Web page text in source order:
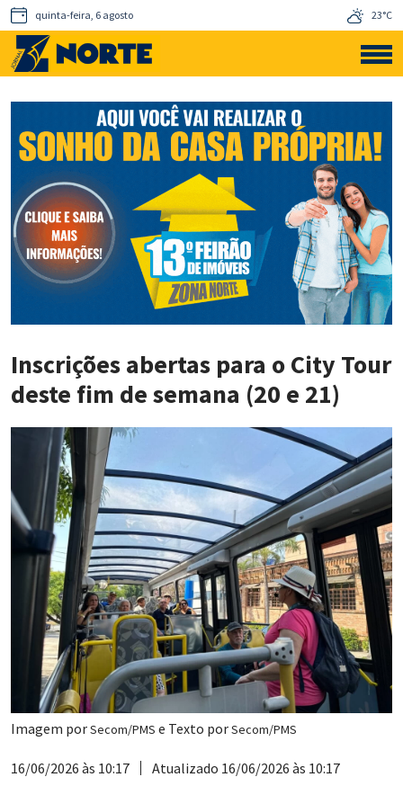
quinta-feira, 6 agosto 23°C
Inscrições abertas para o City Tour
deste fim de semana (20 e 21)
Imagem porSecom/PMS e Texto porSecom/PMS
16/06/2026 às 10:17 Atualizado 16/06/2026 às 10:17